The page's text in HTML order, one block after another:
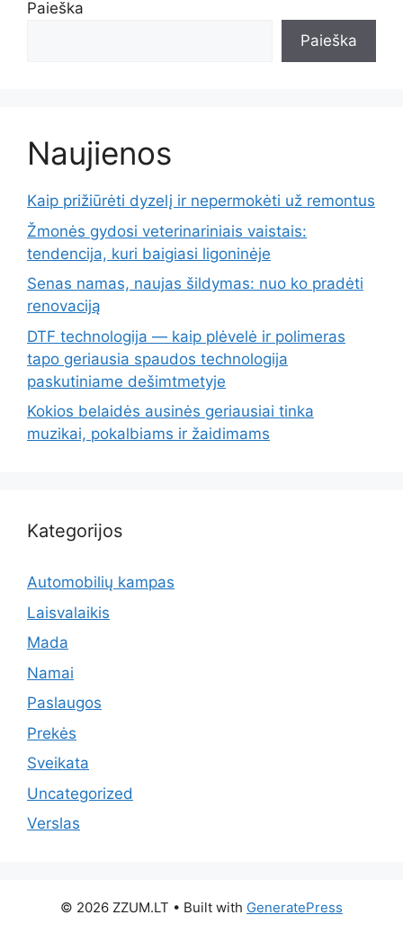
Paieška
Paieška
Naujienos
Kaip prižiūrėti dyzelį ir nepermokėti už remontus
Žmonės gydosi veterinariniais vaistais:
tendencija, kuri baigiasi ligoninėje
Senas namas, naujas šildymas: nuo ko pradėti
renovaciją
DTF technologija — kaip plėvelė ir polimeras
tapo geriausia spaudos technologija
paskutiniame dešimtmetyje
Kokios belaidės ausinės geriausiai tinka
muzikai, pokalbiams ir žaidimams
Kategorijos
Automobilių kampas
Laisvalaikis
Mada
Namai
Paslaugos
Prekės
Sveikata
Uncategorized
Verslas
© 2026 ZZUM.LT • Built with GeneratePress